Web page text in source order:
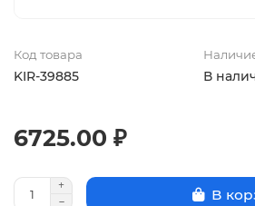
Код товара
KIR-39885 В
6725.00 ₽
В